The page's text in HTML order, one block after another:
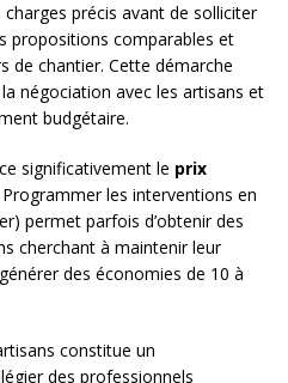
précis avant de solliciter
propositions comparables et
de chantier. Cette démarche
négociation avec les artisans et
budgétaire.
significativement le prix
Programmer les interventions en
permet parfois d’obtenir des
cherchant à maintenir leur
des économies de 10 à
constitue un
des professionnels